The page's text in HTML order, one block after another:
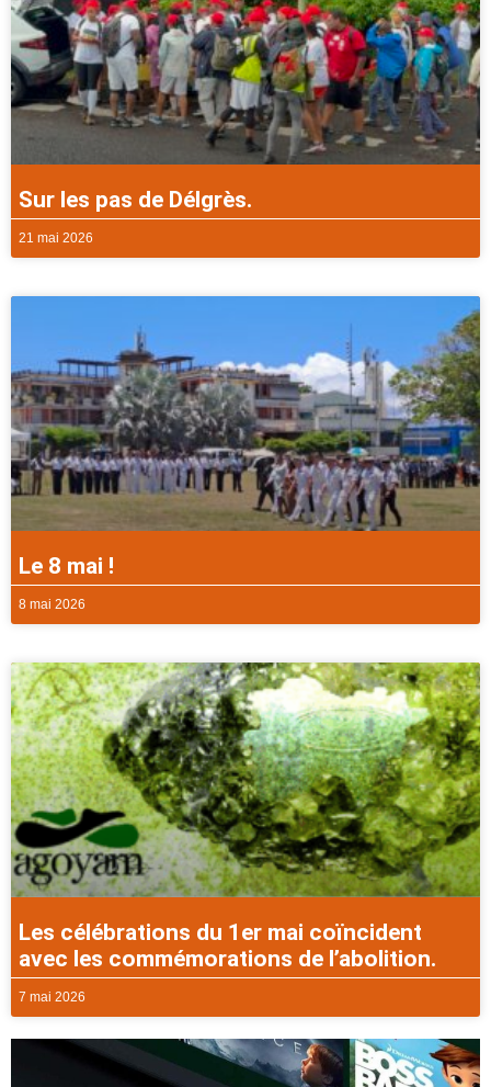
Sur les pas de Délgrès.
21 mai 2026
Le 8 mai !
8 mai 2026
Les célébrations du 1er mai coïncident
avec les commémorations de l’abolition.
7 mai 2026